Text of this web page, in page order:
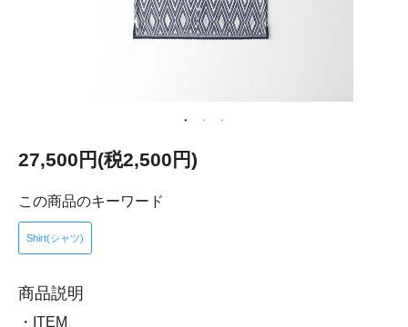
27,500円(税2,500円)
この商品のキーワード
Shirt(シャツ)
商品説明
・ITEM